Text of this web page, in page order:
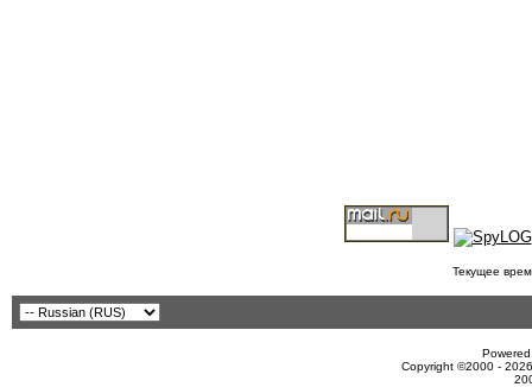
Текущее
Copyright ©2000 -